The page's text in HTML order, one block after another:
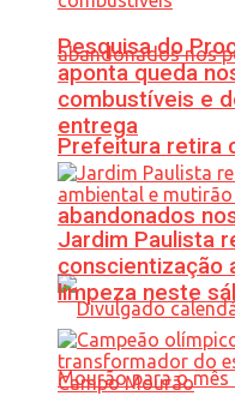
Prefeitura retira
abandonados
Pesquisa do
aponta queda
combustíveis e
entrega
Jardim Paulista
conscientização
limpeza neste